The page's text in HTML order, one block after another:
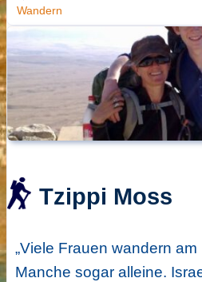
Wandern
Tzippi Moss
„Viele Frauen wandern
Manche sogar alleine.